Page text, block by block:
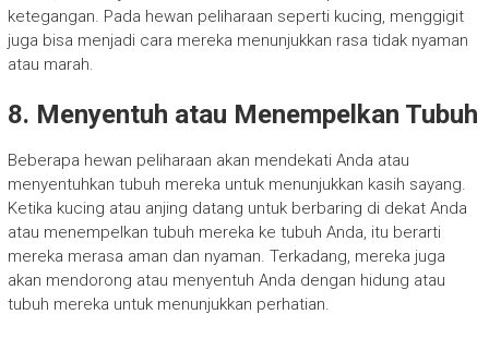
ketegangan. Pada hewan peliharaan seperti kucing, menggigit
juga bisa menjadi cara mereka menunjukkan rasa tidak nyaman
atau marah.
8. Menyentuh atau Menempelkan Tubuh
Beberapa hewan peliharaan akan mendekati Anda atau
menyentuhkan tubuh mereka untuk menunjukkan kasih sayang.
Ketika kucing atau anjing datang untuk berbaring di dekat Anda
atau menempelkan tubuh mereka ke tubuh Anda, itu berarti
mereka merasa aman dan nyaman. Terkadang, mereka juga
akan mendorong atau menyentuh Anda dengan hidung atau
tubuh mereka untuk menunjukkan perhatian.